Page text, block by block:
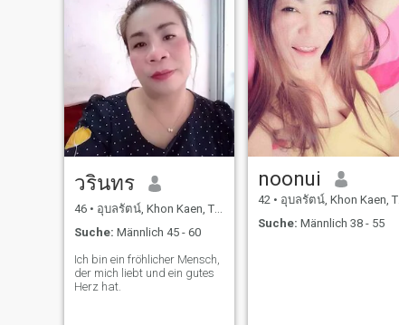
วรินทร
46 • อุบลรัตน์, Khon Kaen, Thailand
Suche: Männlich 45 - 60
Ich bin ein fröhlicher Mensch,
der mich liebt und ein gutes
Herz hat.
noonui
42 • อุบลรัตน์, Khon Kaen, Thailand
Suche: Männlich 38 - 55